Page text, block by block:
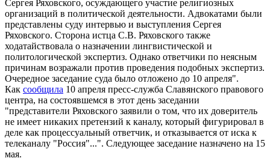
Сергея Ряховского, осуждающего участие религиозных
организаций в политической деятельности. Адвокатами были
представлены суду интервью и выступления Сергея
Ряховского. Сторона истца С.В. Ряховского также
ходатайствовала о назначении лингвистической и
политологической экспертиз. Однако ответчики по неясным
причинам возражали против проведения подобных экспертиз.
Очередное заседание суда было отложено до 10 апреля".
Как сообщила 10 апреля пресс-служба Славянского правового
центра, на состоявшемся в этот день заседании
"представители Ряховского заявили о том, что их доверитель
не имеет никаких претензий к каналу, который фигурировал в
деле как процессуальный ответчик, и отказывается от иска к
телеканалу "Россия"...". Следующее заседание назначено на 15
мая.